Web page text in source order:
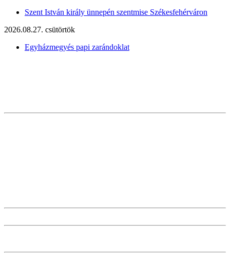
Szent István király ünnepén szentmise Székesfehérváron
2026.08.27. csütörtök
Egyházmegyés papi zarándoklat